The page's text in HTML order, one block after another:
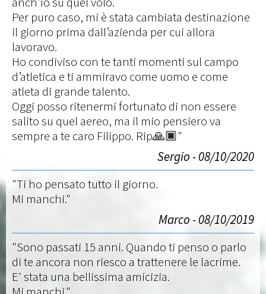
Per puro caso, mi è stata cambiata destinazione
il giorno prima dall’azienda per cui allora
lavoravo.
Ho condiviso con te tanti momenti sul campo
d’atletica e ti ammiravo come uomo e come
atleta di grande talento.
Oggi posso ritenermi fortunato di non essere
salito su quel aereo, ma il mio pensiero va
sempre a te caro Filippo. Rip🙏🏿"
Sergio - 08/10/2020
"Ti ho pensato tutto il giorno.
Mi manchi."
Marco - 08/10/2019
"Sono passati 15 anni. Quando ti penso o parlo
di te ancora non riesco a trattenere le lacrime.
E' stata una bellissima amicizia.